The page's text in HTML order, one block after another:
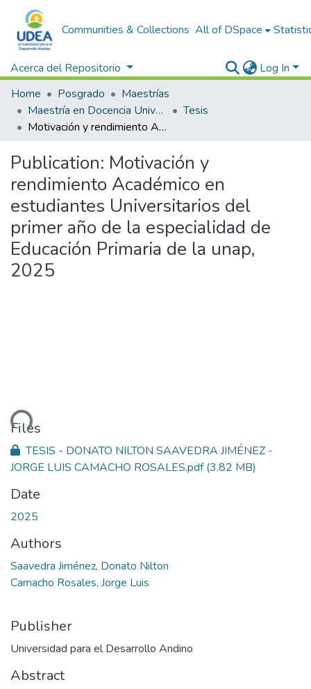
Communities & Collections All of DSpace
Acerca del Repositorio
Log In
Home
Posgrado
Maestrías
Maestría en Docencia Universitaria y Gestión Educativa
Tesis
Motivación y rendimiento Académico en estudiantes Universitarios del primer año de la especialidad de Educación Primaria de la unap, 2025
Publication: Motivación y
rendimiento Académico en
estudiantes Universitarios del
primer año de la especialidad de
Educación Primaria de la unap,
2025
Files
TESIS - DONATO NILTON SAAVEDRA JIMÉNEZ -
JORGE LUIS CAMACHO ROSALES.pdf(3.82 MB)
Date
2025
Authors
Saavedra Jiménez, Donato Nilton
Camacho Rosales, Jorge Luis
Publisher
Universidad para el Desarrollo Andino
Abstract